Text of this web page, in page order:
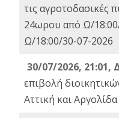
τις αγροτοδασικές
24ωρου από Ω/
Ω/18:00/30-07-2026
30/07/2026, 21:01,
επιβολή
Αττική και Αργολίδα